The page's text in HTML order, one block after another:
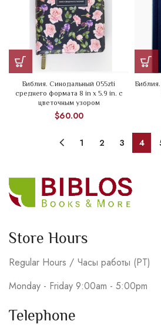
Библия. Синодальный 055zti
среднего формата 8 in x 5.9 in. с
цветочным узором
$60.00
1 2 3 4
Store Hours
Regular Hours / Часы работы (PT)
Monday - Friday 9:00am - 5:00pm
Telephone